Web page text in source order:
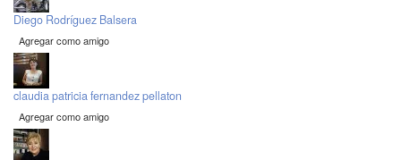
Diego Rodríguez Balsera
Agregar como amigo
claudia patricia fernandez pellaton
Agregar como amigo